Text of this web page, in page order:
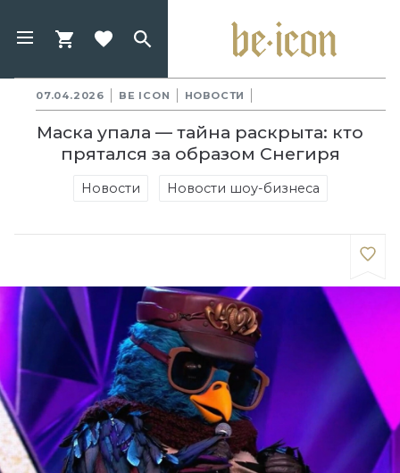
07.04.2026 BE ICON НОВОСТИ
Маска упала — тайна раскрыта: кто
прятался за образом Снегиря
Новости Новости шоу-бизнеса